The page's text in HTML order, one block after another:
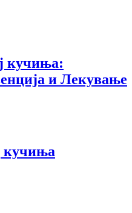
кучиња:
и Лекување
кучиња